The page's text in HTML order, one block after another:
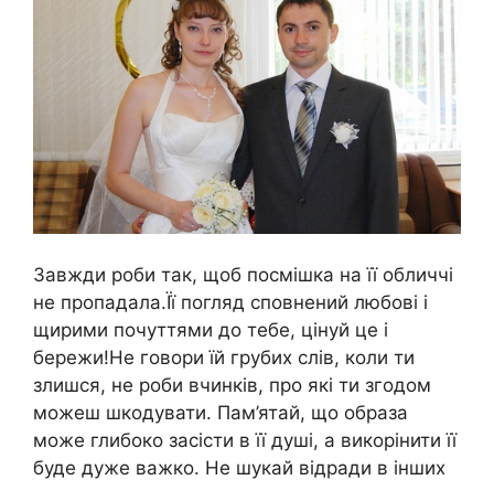
Завжди роби так, щоб посмішка на її обличчі
не пропадала.Її погляд сповнений любові і
щирими почуттями до тебе, цінуй це і
бережи!Не говори їй грубих слів, коли ти
злишся, не роби вчинків, про які ти згодом
можеш шкодувати. Пам’ятай, що образа
може глибоко засісти в її душі, а викорінити її
буде дуже важко. Не шукай відради в інших